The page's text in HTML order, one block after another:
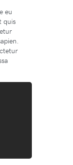
eu
quis